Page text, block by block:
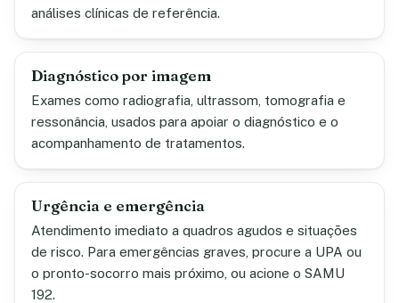
análises clínicas de referência.
Diagnóstico por imagem
Exames como radiografia, ultrassom, tomografia e
ressonância, usados para apoiar o diagnóstico e o
acompanhamento de tratamentos.
Urgência e emergência
Atendimento imediato a quadros agudos e situações
de risco. Para emergências graves, procure a UPA ou
o pronto-socorro mais próximo, ou acione o SAMU
192.